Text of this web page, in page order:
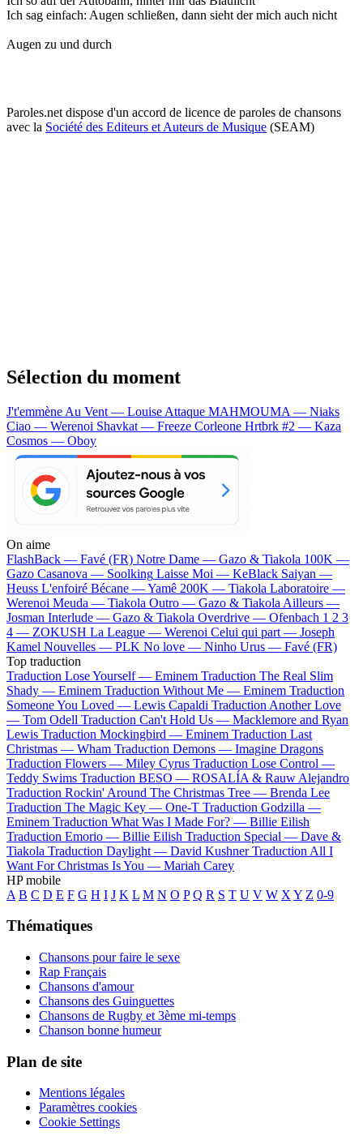
Ich sag einfach: Augen schließen, dann sieht der mich auch nicht
Augen zu und durch
Paroles.net dispose d'un accord de licence de paroles de chansons
avec la Société des Editeurs et Auteurs de Musique (SEAM)
Sélection du moment
J't'emmène Au Vent — Louise Attaque MAHMOUMA — Niaks
Ciao — Werenoi Shavkat — Freeze Corleone Hrtbrk #2 — Kaza
Cosmos — Oboy
On aime
FlashBack — Favé (FR) Notre Dame — Gazo & Tiakola 100K —
Gazo Casanova — Soolking Laisse Moi — KeBlack Saiyan —
Heuss L'enfoiré Bécane —Yamê 200K — Tiakola Laboratoire —
Werenoi Meuda — Tiakola Outro — Gazo & Tiakola Ailleurs —
Josman Interlude — Gazo & Tiakola Overdrive — Ofenbach 1 2 3
4 — ZOKUSH La League — Werenoi Celui qui part — Joseph
Kamel Nouvelles — PLK No love — Ninho Urus — Favé (FR)
Top traduction
Traduction Lose Yourself — Eminem Traduction The Real Slim
Shady — Eminem Traduction Without Me — Eminem Traduction
Someone You Loved — Lewis Capaldi Traduction Another Love
— Tom Odell Traduction Can't Hold Us — Macklemore and Ryan
Lewis Traduction Mockingbird — Eminem Traduction Last
Christmas — Wham Traduction Demons — Imagine Dragons
Traduction Flowers — Miley Cyrus Traduction Lose Control —
Teddy Swims Traduction BESO — ROSALÍA & Rauw Alejandro
Traduction Rockin' Around The Christmas Tree — Brenda Lee
Traduction The Magic Key — One-T Traduction Godzilla —
Eminem Traduction What Was I Made For? — Billie Eilish
Traduction Emorio — Billie Eilish Traduction Special — Dave &
Tiakola Traduction Daylight — David Kushner Traduction All I
Want For Christmas Is You — Mariah Carey
HP mobile
A B C D E F G H I J K L M N O P Q R S T U V W X Y Z 0-9
Thématiques
Chansons pour faire le sexe
Rap Français
Chansons d'amour
Chansons des Guinguettes
Chansons de Rugby et 3ème mi-temps
Chanson bonne humeur
Plan de site
Mentions légales
Paramètres cookies
Cookie Settings